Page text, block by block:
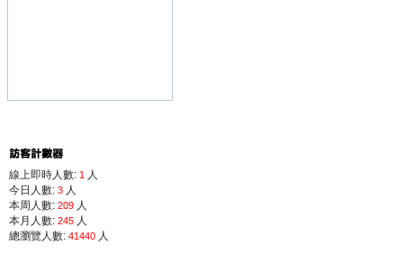
線上即時人數: 1 人
今日人數: 3 人
本周人數: 209 人
本月人數: 245 人
總瀏覽人數: 41440 人